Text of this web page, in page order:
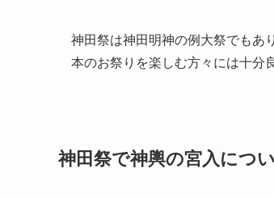
神田祭は神田明神の例大祭でもあ
本のお祭りを楽しむ方々には十分
神田祭で神輿の宮入につ